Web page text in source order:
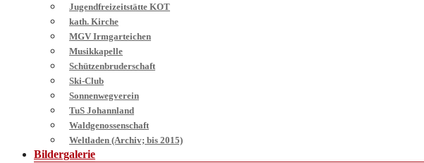
Jugendfreizeitstätte KOT
kath. Kirche
MGV Irmgarteichen
Musikkapelle
Schützenbruderschaft
Ski-Club
Sonnenwegverein
TuS Johannland
Waldgenossenschaft
Weltladen (Archiv; bis 2015)
Bildergalerie